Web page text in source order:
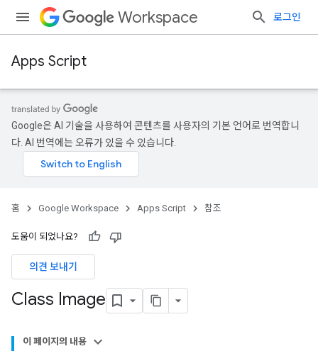
Workspace 로그인
Apps Script
Google은 AI 기술을 사용하여 콘텐츠를 사용자의 기본 언어로 번역합니
다. AI 번역에는 오류가 있을 수 있습니다.
홈 Google Workspace Apps Script 참조
도움이 되었나요?
의견 보내기
Class Image
이 페이지의 내용